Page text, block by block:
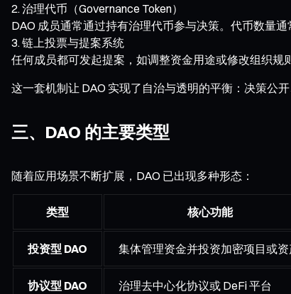
治理代币（Governance Token）
DAO 成员通常通过持有治理代币参与决策。代币数量
链上投票与提案系统
任何成员都可发起提案，如调整资金用途或修改组织规
这一套机制让 DAO 实现了自治与透明的平衡：决策公
三、DAO 的主要类型
随着应用场景不断扩展，DAO 已出现多种形态：
类型 核心功能
投资型 DAO 集体管理资金并投资加密项目或
协议型 DAO 治理去中心化协议或 DeFi 平台